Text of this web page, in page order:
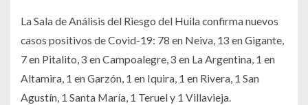
La Sala de Análisis del Riesgo del Huila confirma nuevos
casos positivos de Covid-19: 78 en Neiva, 13 en Gigante,
7 en Pitalito, 3 en Campoalegre, 3 en La Argentina, 1 en
Altamira, 1 en Garzón, 1 en Iquira, 1 en Rivera, 1 San
Agustín, 1 Santa María, 1 Teruel y 1 Villavieja.